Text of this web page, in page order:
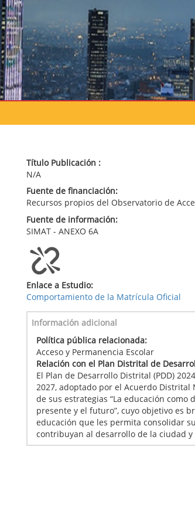
Título Publicación :
N/A
Fuente de financiación:
Recursos propios del Observatorio de
Fuente de información:
SIMAT - ANEXO 6A
Enlace a Estudio:
Comportamiento de la Matrícula Oficial
Información adicional
Política pública relacionada:
Acceso y Permanencia Escolar
Relación con el Plan Distrital de
El Plan de Desarrollo Distrital (PDD)
2027, adoptado por el Acuerdo Distrital
de sus estrategias “La educación
presente y el futuro”, cuyo objetivo es
educación que les permita consolidar
contribuyan al desarrollo de la ciudad